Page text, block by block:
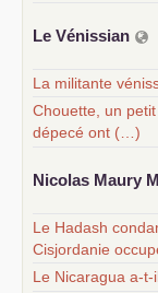
Le Vénissian
La militante
Chouette, un
dépecé ont (…)
Nicolas Maury
Le Hadash
Cisjordanie
Le Nicaragua a-